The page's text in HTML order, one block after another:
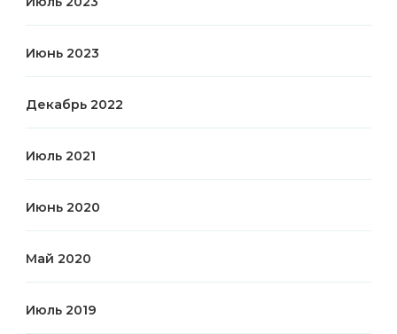
Июнь 2023
Декабрь 2022
Июль 2021
Июнь 2020
Май 2020
Июль 2019